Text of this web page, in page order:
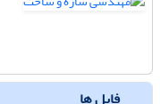
فایل ها